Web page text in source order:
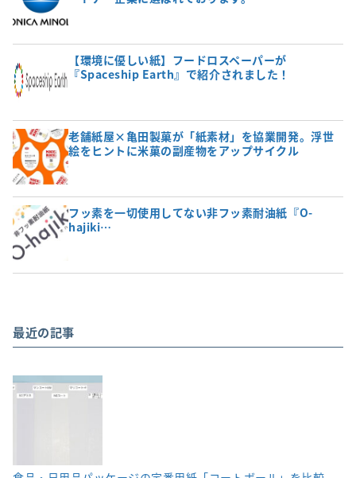
【環境に優しい紙】フードロスペーパーが
『Spaceship Earth』で紹介されました！
老舗紙屋×亀田製菓が「紙素材」を協業開発。浮世
絵をヒントに米菓の副産物をアップサイクル
フッ素を一切使用してない非フッ素耐油紙『O-
hajiki…
最近の記事